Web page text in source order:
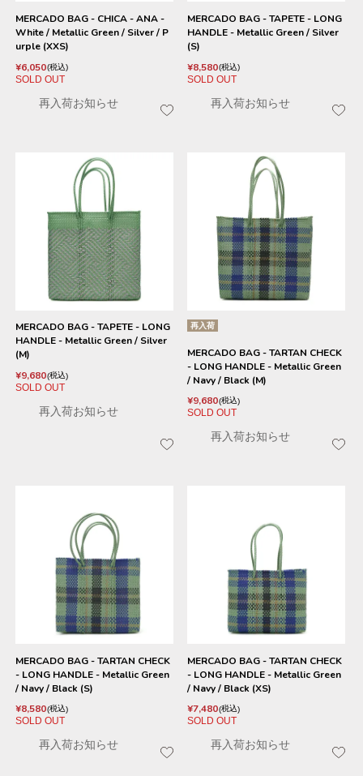
MERCADO BAG - CHICA - ANA -
White / Metallic Green / Silver / P
urple (XXS)
¥6,050 税込
SOLD OUT
再入荷お知らせ
MERCADO BAG - TAPETE - LONG
HANDLE - Metallic Green / Silver
(S)
¥8,580 税込
SOLD OUT
再入荷お知らせ
MERCADO BAG - TAPETE - LONG
HANDLE - Metallic Green / Silver
(M)
¥9,680 税込
SOLD OUT
再入荷お知らせ
再入荷
MERCADO BAG - TARTAN CHECK
- LONG HANDLE - Metallic Green
/ Navy / Black (M)
¥9,680 税込
SOLD OUT
再入荷お知らせ
MERCADO BAG - TARTAN CHECK
- LONG HANDLE - Metallic Green
/ Navy / Black (S)
¥8,580 税込
SOLD OUT
再入荷お知らせ
MERCADO BAG - TARTAN CHECK
- LONG HANDLE - Metallic Green
/ Navy / Black (XS)
¥7,480 税込
SOLD OUT
再入荷お知らせ